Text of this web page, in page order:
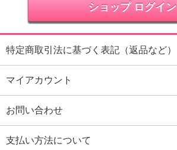
ショップ ログイン
特定商取引法に基づく表記（返品など）
マイアカウント
お問い合わせ
支払い方法について